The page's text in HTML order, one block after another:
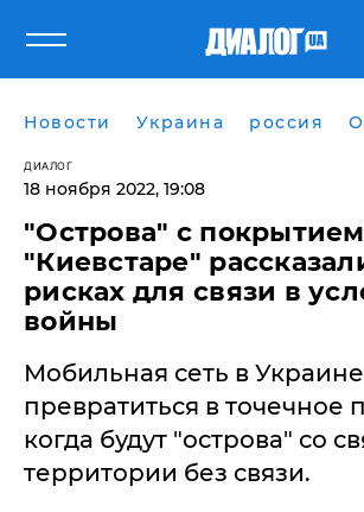
Новости Украина россия
ДИАЛОГ
18 ноября 2022, 19:08
"Острова" с
"Киевстаре"
рисках для связи в
войны
Мобильная сеть в
превратиться в точечное
когда будут "острова" со
территории без связи.